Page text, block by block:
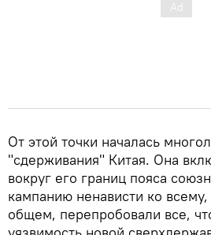
От этой точки началась
"сдерживания" Китая. Она
вокруг его границ пояса
кампанию ненависти ко
общем, перепробовали все,